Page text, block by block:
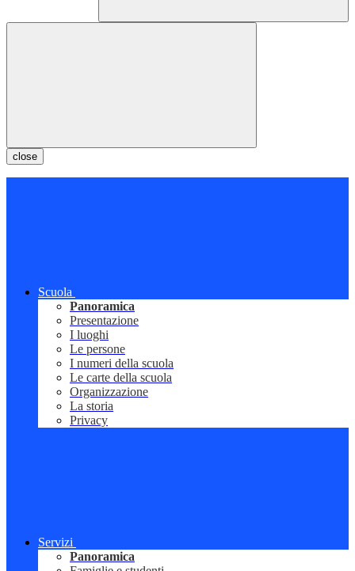
close
Scuola
Panoramica
Presentazione
I luoghi
Le persone
I numeri della scuola
Le carte della scuola
Organizzazione
La storia
Privacy
Servizi
Panoramica